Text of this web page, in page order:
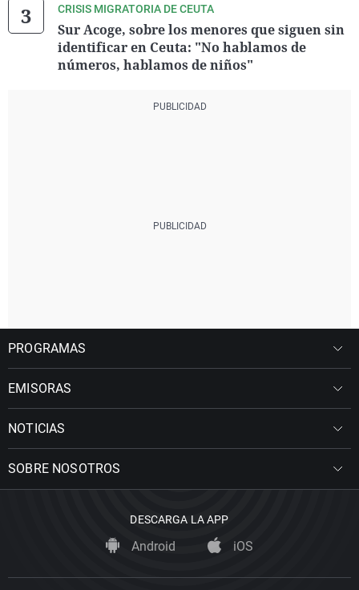
CRISIS MIGRATORIA DE CEUTA
Sur Acoge, sobre los menores que siguen sin
identificar en Ceuta: "No hablamos de
números, hablamos de niños"
PROGRAMAS
EMISORAS
NOTICIAS
SOBRE NOSOTROS
DESCARGA LA APP
Android iOS